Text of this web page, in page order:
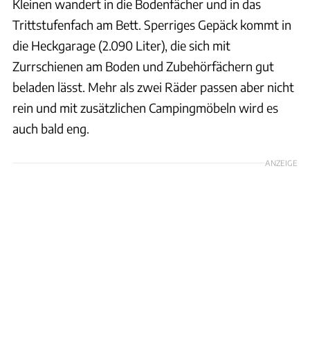
Kleinen wandert in die Bodenfächer und in das
Trittstufenfach am Bett. Sperriges Gepäck kommt in
die Heckgarage (2.090 Liter), die sich mit
Zurrschienen am Boden und Zubehörfächern gut
beladen lässt. Mehr als zwei Räder passen aber nicht
rein und mit zusätzlichen Campingmöbeln wird es
auch bald eng.
ANZEIGE